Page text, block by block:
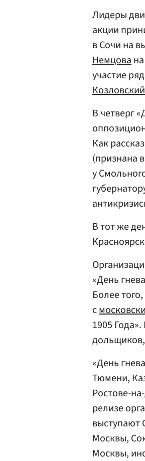
Лидеры
акции
в Сочи на
Немцова
участие
Козловский
В четверг
Как
(признана
у
В тот же
«День
Более
с
1905
«День
Тюмени,
Ростове-
релизе
выступают
Москвы,
Москвы,